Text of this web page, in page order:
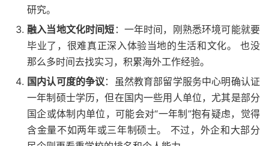
研究。
融入当地文化时间短 ：一年时间，刚熟悉环境可能就要
毕业了，很难真正深入体验当地的生活和文化。 也没
那么多时间去找实习，积累海外工作经验。
国内认可度的争议：虽然教育部留学服务中心明确认证
一年制硕士学历，但在国内一些用人单位，尤其是部分
国企或体制内单位，可能会对“一年制”抱有疑虑，觉得
含金量不如两年或三年制硕士。 不过，外企和大部分